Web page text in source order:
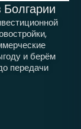
и берём
передачи